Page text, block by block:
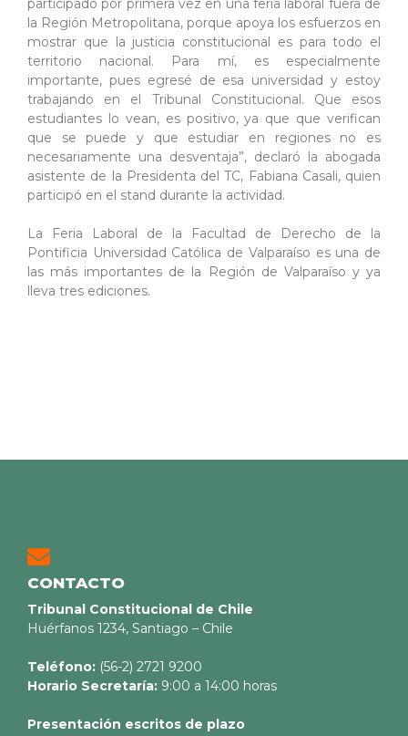
participado por primera vez en una feria laboral fuera de
la Región Metropolitana, porque apoya los esfuerzos en
mostrar que la justicia constitucional es para todo el
territorio nacional. Para mí, es especialmente
importante, pues egresé de esa universidad y estoy
trabajando en el Tribunal Constitucional. Que esos
estudiantes lo vean, es positivo, ya que que verifican
que se puede y que estudiar en regiones no es
necesariamente una desventaja”, declaró la abogada
asistente de la Presidenta del TC, Fabiana Casali, quien
participó en el stand durante la actividad.
La Feria Laboral de la Facultad de Derecho de la
Pontificia Universidad Católica de Valparaíso es una de
las más importantes de la Región de Valparaíso y ya
lleva tres ediciones.
CONTACTO
Tribunal Constitucional de Chile
Huérfanos 1234, Santiago – Chile
Teléfono: (56-2) 2721 9200
Horario Secretaría: 9:00 a 14:00 horas
Presentación escritos de plazo